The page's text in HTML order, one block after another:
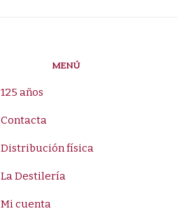
MENÚ
125 años
Contacta
Distribución física
La Destilería
Mi cuenta